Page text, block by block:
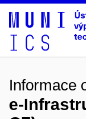
Informace
e-